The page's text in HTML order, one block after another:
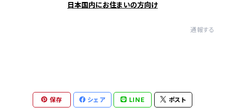
日本国内にお住まいの方向け
通報する
保存 シェア LINE ポスト